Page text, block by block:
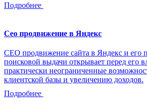
Подробнее
Сео продвижение в Яндекс
СЕО продвижение сайта в Яндекс и его
поисковой выдачи открывает перед его
практически неограниченные
клиентской базы и увеличению доходов.
Подробнее